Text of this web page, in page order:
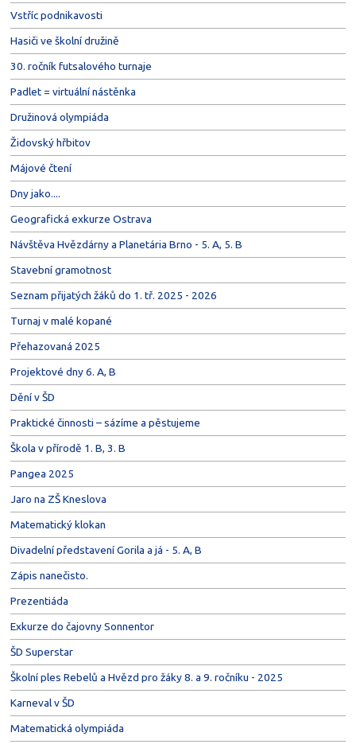
Vstříc podnikavosti
Hasiči ve školní družině
30. ročník futsalového turnaje
Padlet = virtuální nástěnka
Družinová olympiáda
Židovský hřbitov
Májové čtení
Dny jako....
Geografická exkurze Ostrava
Návštěva Hvězdárny a Planetária Brno - 5. A, 5. B
Stavební gramotnost
Seznam přijatých žáků do 1. tř. 2025 - 2026
Turnaj v malé kopané
Přehazovaná 2025
Projektové dny 6. A, B
Dění v ŠD
Praktické činnosti – sázíme a pěstujeme
Škola v přírodě 1. B, 3. B
Pangea 2025
Jaro na ZŠ Kneslova
Matematický klokan
Divadelní představení Gorila a já - 5. A, B
Zápis nanečisto.
Prezentiáda
Exkurze do čajovny Sonnentor
ŠD Superstar
Školní ples Rebelů a Hvězd pro žáky 8. a 9. ročníku - 2025
Karneval v ŠD
Matematická olympiáda